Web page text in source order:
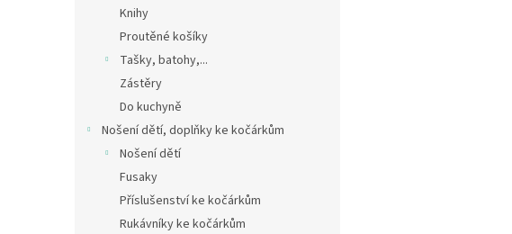
Knihy
Proutěné košíky
Tašky, batohy,...
Zástěry
Do kuchyně
Nošení dětí, doplňky ke kočárkům
Nošení dětí
Fusaky
Příslušenství ke kočárkům
Rukávníky ke kočárkům